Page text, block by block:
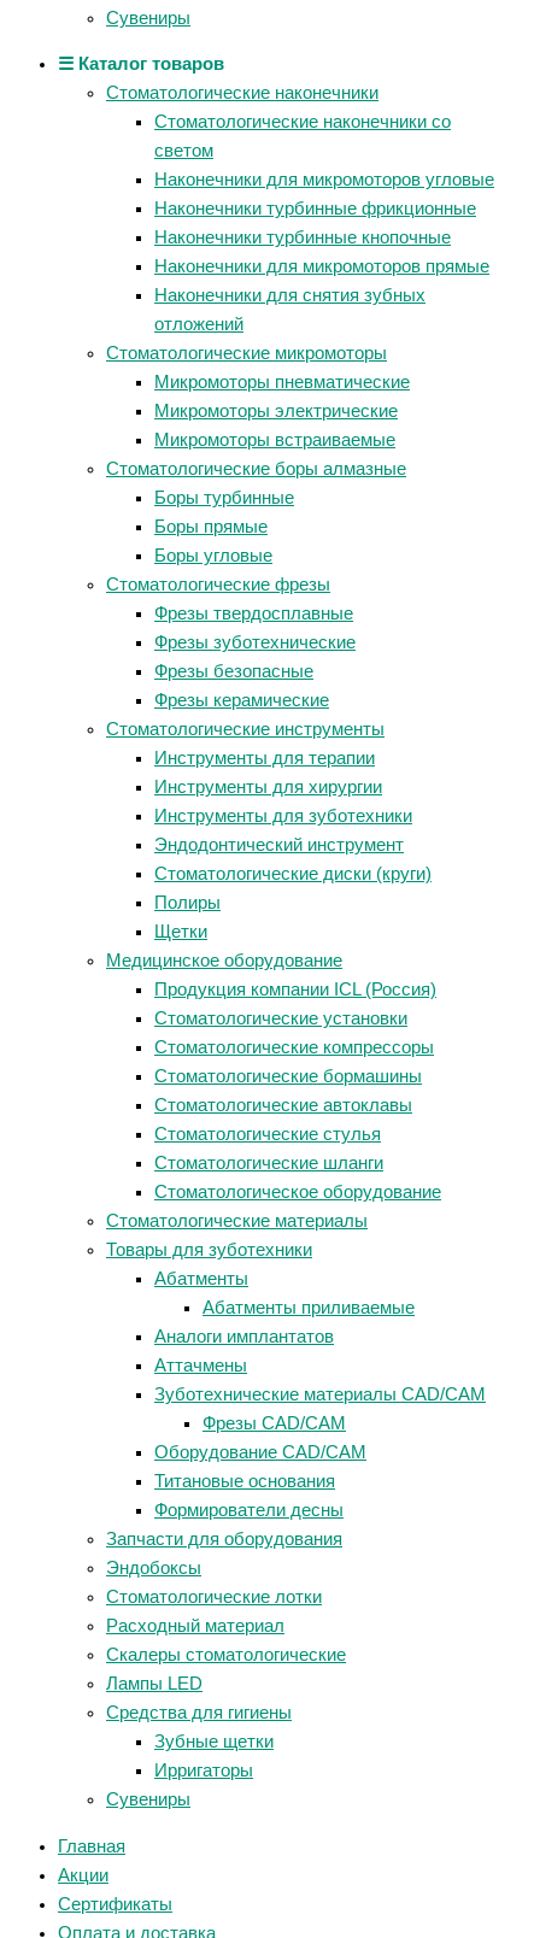
Сувениры
☰ Каталог товаров
Стоматологические наконечники
Стоматологические наконечники со
светом
Наконечники для микромоторов угловые
Наконечники турбинные фрикционные
Наконечники турбинные кнопочные
Наконечники для микромоторов прямые
Наконечники для снятия зубных
отложений
Стоматологические микромоторы
Микромоторы пневматические
Микромоторы электрические
Микромоторы встраиваемые
Стоматологические боры алмазные
Боры турбинные
Боры прямые
Боры угловые
Стоматологические фрезы
Фрезы твердосплавные
Фрезы зуботехнические
Фрезы безопасные
Фрезы керамические
Стоматологические инструменты
Инструменты для терапии
Инструменты для хирургии
Инструменты для зуботехники
Эндодонтический инструмент
Стоматологические диски (круги)
Полиры
Щетки
Медицинское оборудование
Продукция компании ICL (Россия)
Стоматологические установки
Стоматологические компрессоры
Стоматологические бормашины
Стоматологические автоклавы
Стоматологические стулья
Стоматологические шланги
Стоматологическое оборудование
Стоматологические материалы
Товары для зуботехники
Абатменты
Абатменты приливаемые
Аналоги имплантатов
Аттачмены
Зуботехнические материалы CAD/CAM
Фрезы CAD/CAM
Оборудование CAD/CAM
Титановые основания
Формирователи десны
Запчасти для оборудования
Эндобоксы
Стоматологические лотки
Расходный материал
Скалеры стоматологические
Лампы LED
Средства для гигиены
Зубные щетки
Ирригаторы
Сувениры
Главная
Акции
Сертификаты
Оплата и доставка